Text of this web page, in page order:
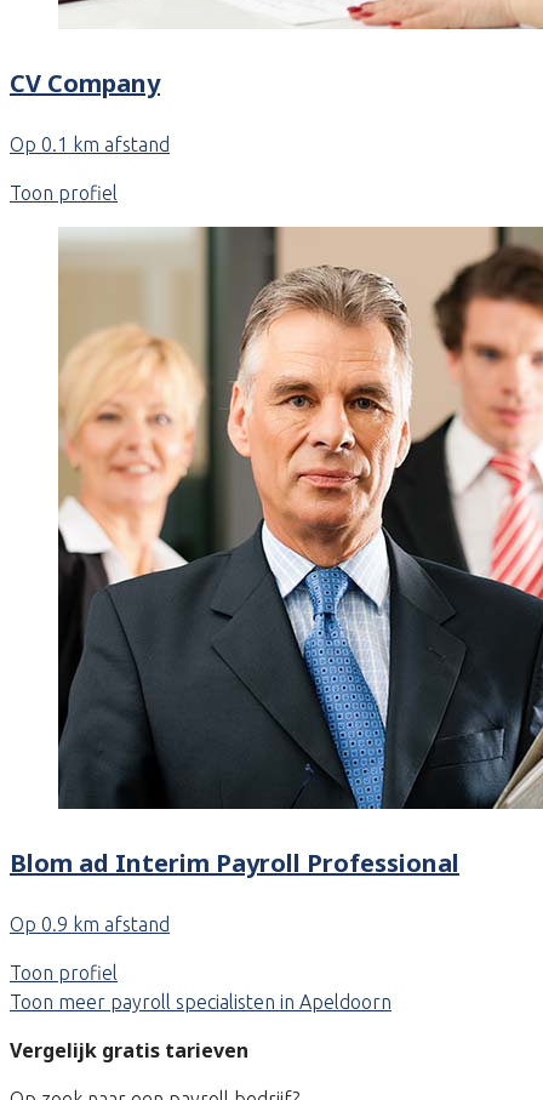
CV Company
Op 0.1 km afstand
Toon profiel
Blom ad Interim Payroll Professional
Op 0.9 km afstand
Toon profiel
Toon meer payroll specialisten in Apeldoorn
Vergelijk gratis tarieven